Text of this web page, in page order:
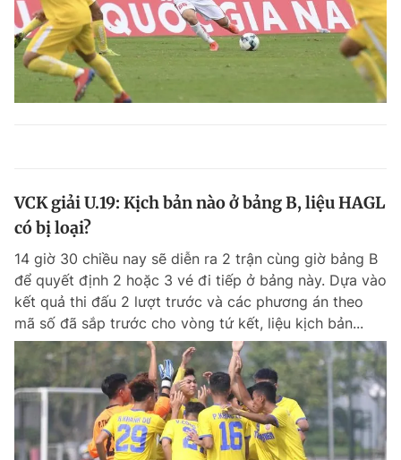
VCK giải U.19: Kịch bản nào ở bảng B, liệu HAGL
có bị loại?
14 giờ 30 chiều nay sẽ diễn ra 2 trận cùng giờ bảng B
để quyết định 2 hoặc 3 vé đi tiếp ở bảng này. Dựa vào
kết quả thi đấu 2 lượt trước và các phương án theo
mã số đã sắp trước cho vòng tứ kết, liệu kịch bản...